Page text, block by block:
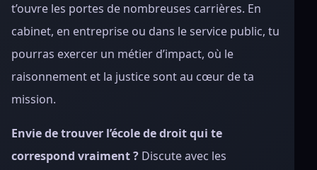
t’ouvre les portes de nombreuses carrières. En
cabinet, en entreprise ou dans le service public, tu
pourras exercer un métier d’impact, où le
raisonnement et la justice sont au cœur de ta
mission.
Envie de trouver l’école de droit qui te
correspond vraiment ? Discute avec les